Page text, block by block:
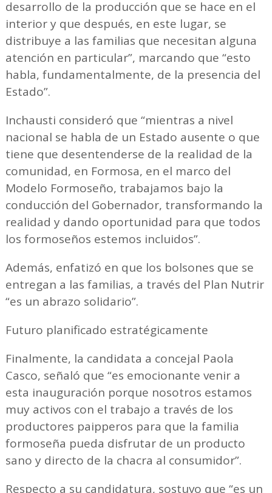
desarrollo de la producción que se hace en el
interior y que después, en este lugar, se
distribuye a las familias que necesitan alguna
atención en particular”, marcando que “esto
habla, fundamentalmente, de la presencia del
Estado”.
Inchausti consideró que “mientras a nivel
nacional se habla de un Estado ausente o que
tiene que desentenderse de la realidad de la
comunidad, en Formosa, en el marco del
Modelo Formoseño, trabajamos bajo la
conducción del Gobernador, transformando la
realidad y dando oportunidad para que todos
los formoseños estemos incluidos”.
Además, enfatizó en que los bolsones que se
entregan a las familias, a través del Plan Nutrir
“es un abrazo solidario”.
Futuro planificado estratégicamente
Finalmente, la candidata a concejal Paola
Casco, señaló que “es emocionante venir a
esta inauguración porque nosotros estamos
muy activos con el trabajo a través de los
productores paipperos para que la familia
formoseña pueda disfrutar de un producto
sano y directo de la chacra al consumidor”.
Respecto a su candidatura, sostuvo que “es un